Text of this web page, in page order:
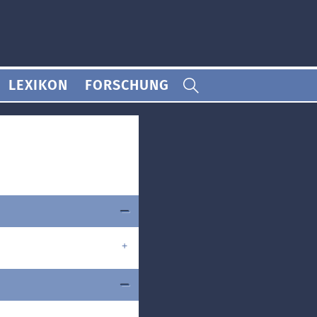
LEXIKON FORSCHUNG